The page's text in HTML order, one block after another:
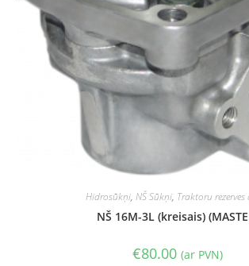
Hidrosūkņi, NŠ Sūkņi, Traktoru
NŠ 16M-3L (kreisais)
€80.00 (ar PVN)